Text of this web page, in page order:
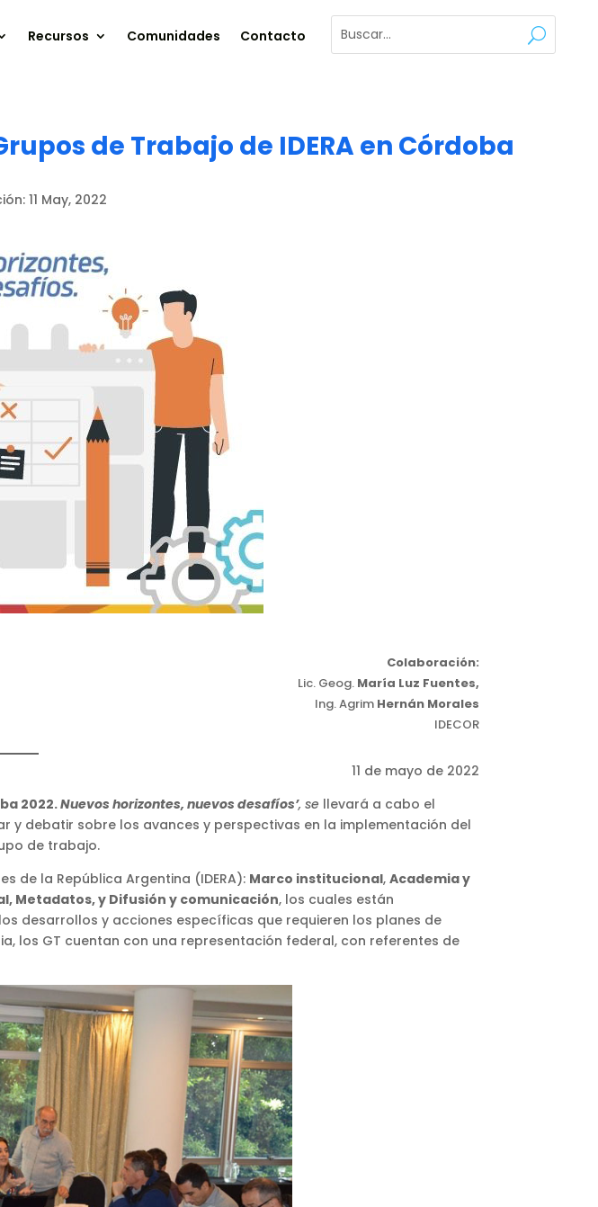
Recursos Comunidades Contacto
de Trabajo de IDERA en Córdoba
11 May, 2022
Colaboración:
Lic. Geog. María Luz Fuentes,
Ing. Agrim Hernán Morales
IDECOR
11 de mayo de 2022
2022.Nuevos horizontes, nuevos desafíos’, se llevará a cabo el
y debatir sobre los avances y perspectivas en la implementación del
de trabajo.
de la República Argentina (IDERA): Marco institucional, Academia y
Metadatos, y Difusión y comunicación, los cuales están
desarrollos y acciones específicas que requieren los planes de
los GT cuentan con una representación federal, con referentes de